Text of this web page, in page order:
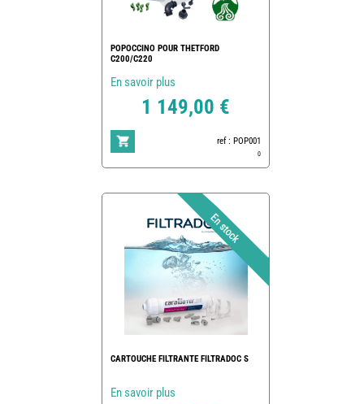
POPOCCINO POUR THETFORD
C200/C220
En savoir plus
1 149,00 €
ref : POP001
0
CARTOUCHE FILTRANTE FILTRADOC S
En savoir plus